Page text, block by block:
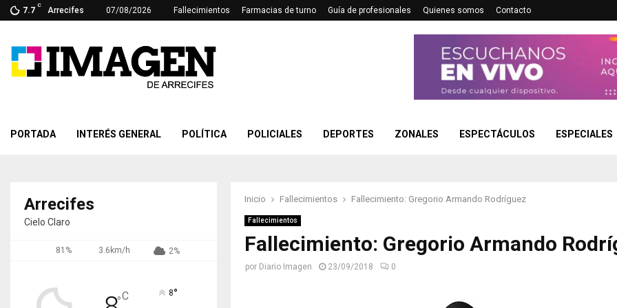
7.7
C
Arrecifes 07/08/2026 Fallecimientos Farmacias de turno Guía de profesionales Quienes somos Contacto
PORTADA INTERÉS GENERAL POLÍTICA POLICIALES DEPORTES ZONALES ESPECTÁCULOS ESPECIALES
Inicio Fallecimientos Fallecimiento: Gregorio Armando Rodríguez
Fallecimientos
Fallecimiento: Gregorio Armando
por Diario Imagen 23/09/2018 0
Arrecifes
Cielo Claro
81% 3.6km/h 2%
°C 8°